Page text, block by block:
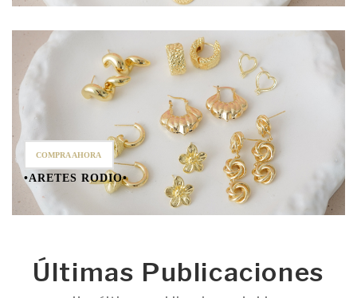
COMPRA AHORA
•ARETES RODIO•
Últimas Publicaciones